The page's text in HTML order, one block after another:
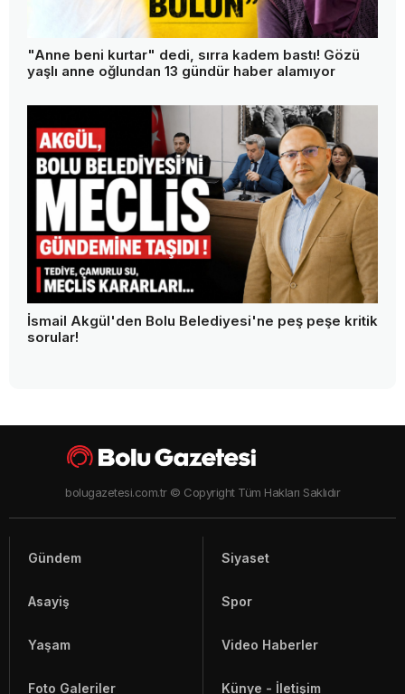
"Anne beni kurtar" dedi, sırra kadem bastı! Gözü
yaşlı anne oğlundan 13 gündür haber alamıyor
İsmail Akgül'den Bolu Belediyesi'ne peş peşe kritik
sorular!
bolugazetesi.com.tr © Copyright Tüm Hakları Saklıdır
Gündem Siyaset
Asayiş Spor
Yaşam Video Haberler
Foto Galeriler Künye - İletişim